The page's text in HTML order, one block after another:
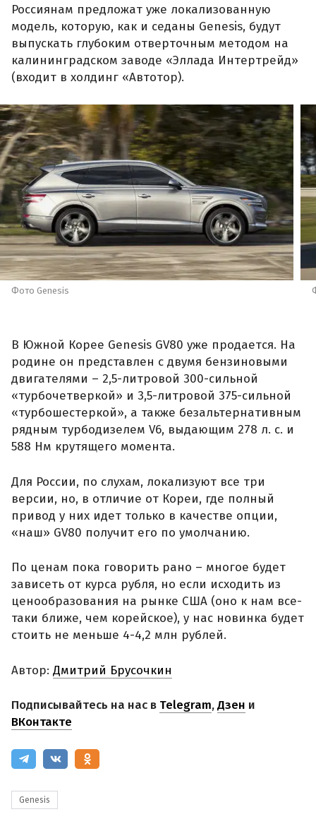
Россиянам предложат уже локализованную
модель, которую, как и седаны Genesis, будут
выпускать глубоким отверточным методом на
калининградском заводе «Эллада Интертрейд»
(входит в холдинг «Автотор).
Фото Genesis
В Южной Корее Genesis GV80 уже продается. На
родине он представлен с двумя бензиновыми
двигателями – 2,5-литровой 300-сильной
«турбочетверкой» и 3,5-литровой 375-сильной
«турбошестеркой», а также безальтернативным
рядным турбодизелем V6, выдающим 278 л. с. и
588 Нм крутящего момента.
Для России, по слухам, локализуют все три
версии, но, в отличие от Кореи, где полный
привод у них идет только в качестве опции,
«наш» GV80 получит его по умолчанию.
По ценам пока говорить рано – многое будет
зависеть от курса рубля, но если исходить из
ценообразования на рынке США (оно к нам все-
таки ближе, чем корейское), у нас новинка будет
стоить не меньше 4-4,2 млн рублей.
Автор: Дмитрий Брусочкин
Подписывайтесь на нас в Telegram,Дзен и
ВКонтакте
Genesis